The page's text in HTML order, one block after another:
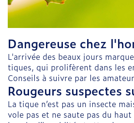
Dangereuse chez
L'arrivée des beaux jours
tiques, qui prolifèrent dans les
Conseils à suivre par les
Rougeurs suspectes
La tique n’est pas un insecte
vole pas et ne saute pas du haut